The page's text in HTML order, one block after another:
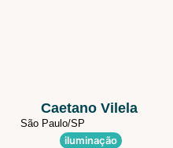
Caetano Vilela
São Paulo/SP
iluminação